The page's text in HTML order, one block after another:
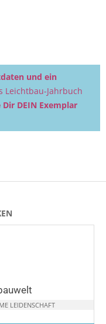
und ein
Leichtbau-Jahrbuch
DEIN Exemplar
LEIDENSCHAFT